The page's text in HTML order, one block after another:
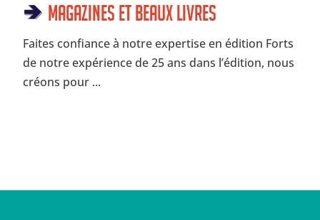
Magazines et beaux livres
Faites confiance à notre expertise en édition Forts
de notre expérience de 25 ans dans l’édition, nous
créons pour ...